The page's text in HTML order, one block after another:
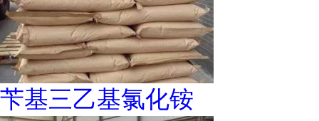
苄基三乙基氯化铵